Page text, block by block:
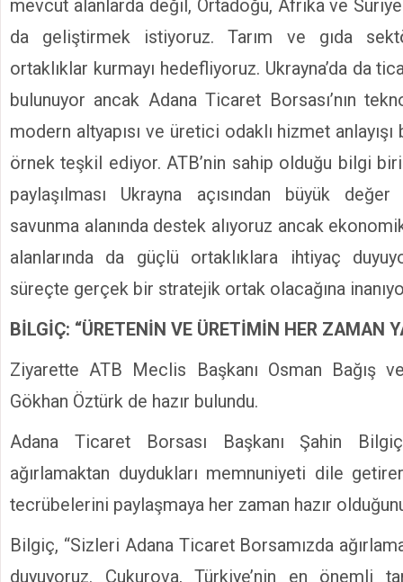
mevcut alanlarda değil, Ortadoğu, Afrika ve
da geliştirmek istiyoruz. Tarım ve gıda
ortaklıklar kurmayı hedefliyoruz. Ukrayna’da da
bulunuyor ancak Adana Ticaret Borsası’nın
modern altyapısı ve üretici odaklı hizmet
örnek teşkil ediyor. ATB’nin sahip olduğu bilgi
paylaşılması Ukrayna açısından büyük değer
savunma alanında destek alıyoruz ancak
alanlarında da güçlü ortaklıklara ihtiyaç
süreçte gerçek bir stratejik ortak olacağına
BİLGİÇ: “ÜRETENİN VE ÜRETİMİN HER ZAMAN
Ziyarette ATB Meclis Başkanı Osman Bağış
Gökhan Öztürk de hazır bulundu.
Adana Ticaret Borsası Başkanı Şahin
ağırlamaktan duydukları memnuniyeti dile
tecrübelerini paylaşmaya her zaman hazır
Bilgiç, “Sizleri Adana Ticaret Borsamızda
duyuyoruz. Çukurova, Türkiye’nin en önemli